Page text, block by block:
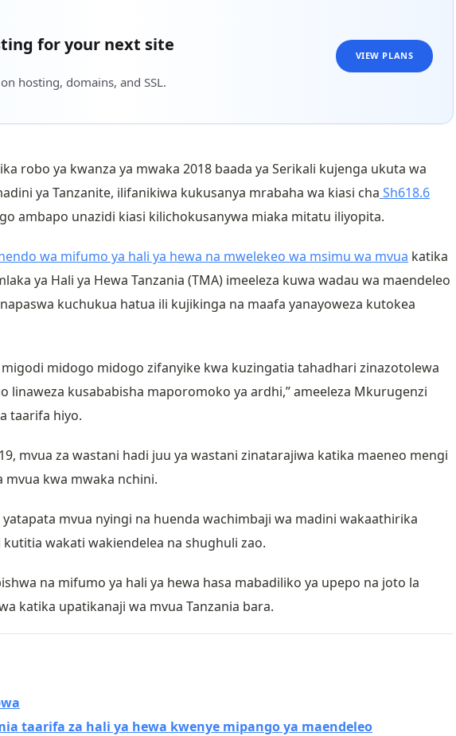
for your next site
hosting, domains, and SSL.
VIEW PLANS
robo ya kwanza ya mwaka 2018 baada ya Serikali kujenga ukuta wa
ya Tanzanite, ilifanikiwa kukusanya mrabaha wa kiasi cha Sh618.6
ambapo unazidi kiasi kilichokusanywa miaka mitatu iliyopita.
wa mifumo ya hali ya hewa na mwelekeo wa msimu wa mvua katika
ya Hali ya Hewa Tanzania (TMA) imeeleza kuwa wadau wa maendeleo
kuchukua hatua ili kujikinga na maafa yanayoweza kutokea
midogo midogo zifanyike kwa kuzingatia tahadhari zinazotolewa
linaweza kusababisha maporomoko ya ardhi,” ameeleza Mkurugenzi
taarifa hiyo.
mvua za wastani hadi juu ya wastani zinatarajiwa katika maeneo mengi
kwa mwaka nchini.
mvua nyingi na huenda wachimbaji wa madini wakaathirika
wakati wakiendelea na shughuli zao.
na mifumo ya hali ya hewa hasa mabadiliko ya upepo na joto la
katika upatikanaji wa mvua Tanzania bara.
taarifa za hali ya hewa kwenye mipango ya maendeleo